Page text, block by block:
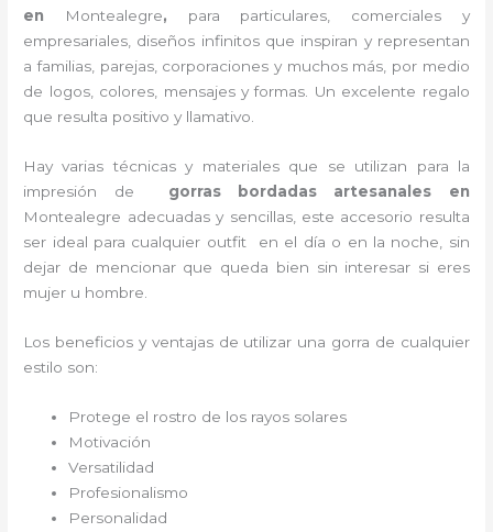
en
Montealegre, para particulares, comerciales y
empresariales, diseños infinitos que inspiran y representan
a familias, parejas, corporaciones y muchos más, por medio
de logos, colores, mensajes y formas. Un excelente regalo
que resulta positivo y llamativo.
Hay varias técnicas y materiales que se utilizan para la
impresión de gorras bordadas artesanales en
Montealegre adecuadas y sencillas, este accesorio resulta
ser ideal para cualquier outfit en el día o en la noche, sin
dejar de mencionar que queda bien sin interesar si eres
mujer u hombre.
Los beneficios y ventajas de utilizar una gorra de cualquier
estilo son:
Protege el rostro de los rayos solares
Motivación
Versatilidad
Profesionalismo
Personalidad